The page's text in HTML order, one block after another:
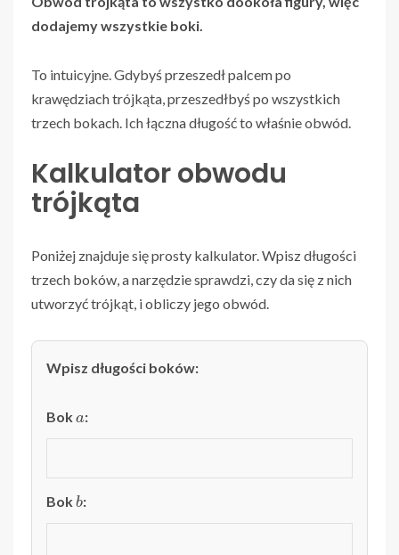
dodajemy wszystkie boki.
To intuicyjne. Gdybyś przeszedł palcem po
krawędziach trójkąta, przeszedłbyś po wszystkich
trzech bokach. Ich łączna długość to właśnie obwód.
Kalkulator obwodu
trójkąta
Poniżej znajduje się prosty kalkulator. Wpisz długości
trzech boków, a narzędzie sprawdzi, czy da się z nich
utworzyć trójkąt, i obliczy jego obwód.
Wpisz długości boków:
Bok :
Bok b: